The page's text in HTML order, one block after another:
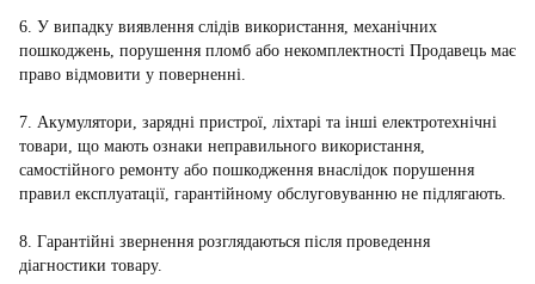
6. У випадку виявлення слідів використання, механічних
пошкоджень, порушення пломб або некомплектності Продавець має
право відмовити у поверненні.
7. Акумулятори, зарядні пристрої, ліхтарі та інші електротехнічні
товари, що мають ознаки неправильного використання,
самостійного ремонту або пошкодження внаслідок порушення
правил експлуатації, гарантійному обслуговуванню не підлягають.
8. Гарантійні звернення розглядаються після проведення
діагностики товару.